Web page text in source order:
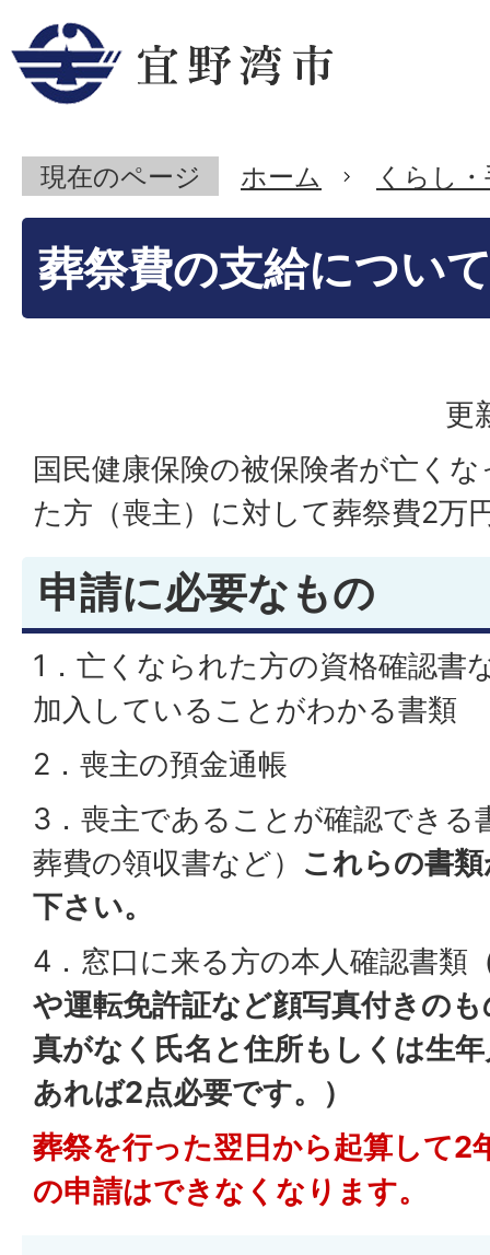
現在のページ ホーム くらし
葬祭費の支給につい
更
国民健康保険の被保険者が亡く
た方（喪主）に対して葬祭費2万
申請に必要なもの
1．亡くなられた方の資格確認書
加入していることがわかる書類
2．喪主の預金通帳
3．喪主であることが確認できる
葬費の領収書など） これらの書
下さい。
4．窓口に来る方の本人確認書類
や運転免許証など顔写真付きの
真がなく氏名と住所もしくは生
あれば2点必要です。）
葬祭を行った翌日から起算して2
の申請はできなくなります。